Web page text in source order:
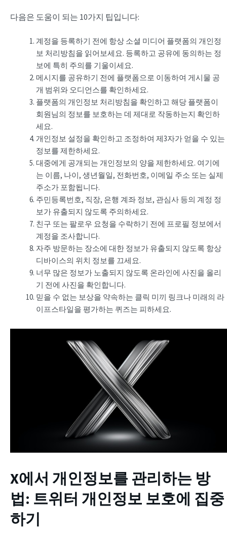
다음은 도움이 되는 10가지 팁입니다:
계정을 등록하기 전에 항상 소셜 미디어 플랫폼의 개인정
보 처리방침을 읽어보세요. 등록하고 공유에 동의하는 정
보에 특히 주의를 기울이세요.
메시지를 공유하기 전에 플랫폼으로 이동하여 게시물 공
개 범위와 오디언스를 확인하세요.
플랫폼의 개인정보 처리방침을 확인하고 해당 플랫폼이
회원님의 정보를 보호하는 데 제대로 작동하는지 확인하
세요.
개인정보 설정을 확인하고 조정하여 제3자가 얻을 수 있는
정보를 제한하세요.
대중에게 공개되는 개인정보의 양을 제한하세요. 여기에
는 이름, 나이, 생년월일, 전화번호, 이메일 주소 또는 실제
주소가 포함됩니다.
주민등록번호, 직장, 은행 계좌 정보, 관심사 등의 계정 정
보가 유출되지 않도록 주의하세요.
친구 또는 팔로우 요청을 수락하기 전에 프로필 정보에서
계정을 조사합니다.
자주 방문하는 장소에 대한 정보가 유출되지 않도록 항상
디바이스의 위치 정보를 끄세요.
너무 많은 정보가 노출되지 않도록 온라인에 사진을 올리
기 전에 사진을 확인합니다.
믿을 수 없는 보상을 약속하는 클릭 미끼 링크나 미래의 라
이프스타일을 평가하는 퀴즈는 피하세요.
X에서 개인정보를 관리하는 방
법: 트위터 개인정보 보호에 집중
하기